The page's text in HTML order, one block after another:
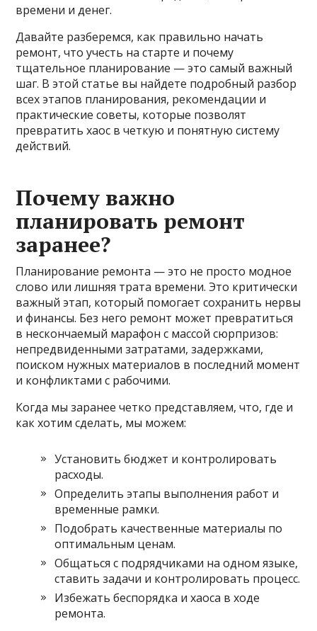
времени и денег.
Давайте разберемся, как правильно начать
ремонт, что учесть на старте и почему
тщательное планирование — это самый важный
шаг. В этой статье вы найдете подробный разбор
всех этапов планирования, рекомендации и
практические советы, которые позволят
превратить хаос в четкую и понятную систему
действий.
Почему важно
планировать ремонт
заранее?
Планирование ремонта — это не просто модное
слово или лишняя трата времени. Это критически
важный этап, который помогает сохранить нервы
и финансы. Без него ремонт может превратиться
в нескончаемый марафон с массой сюрпризов:
непредвиденными затратами, задержками,
поиском нужных материалов в последний момент
и конфликтами с рабочими.
Когда мы заранее четко представляем, что, где и
как хотим сделать, мы можем:
Установить бюджет и контролировать
расходы.
Определить этапы выполнения работ и
временные рамки.
Подобрать качественные материалы по
оптимальным ценам.
Общаться с подрядчиками на одном языке,
ставить задачи и контролировать процесс.
Избежать беспорядка и хаоса в ходе
ремонта.